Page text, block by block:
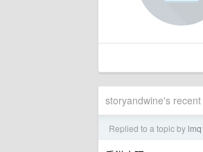
storyandwine's
Replied to a topic by